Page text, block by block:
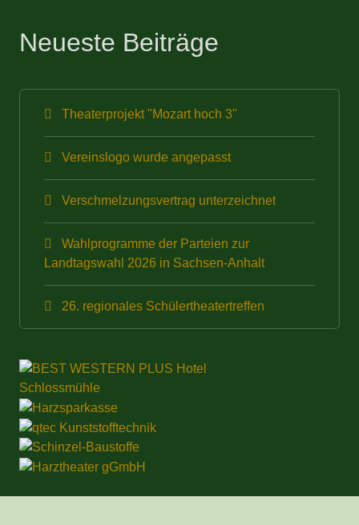
Neueste Beiträge
Theaterprojekt "Mozart hoch 3"
Vereinslogo wurde angepasst
Verschmelzungsvertrag unterzeichnet
Wahlprogramme der Parteien zur
Landtagswahl 2026 in Sachsen-Anhalt
26. regionales Schülertheatertreffen